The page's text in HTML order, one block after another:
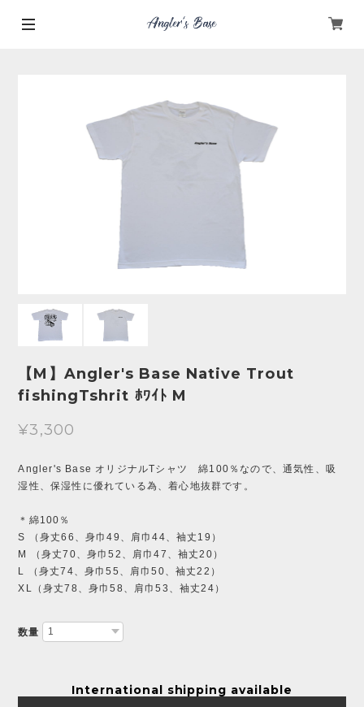
【M】Angler's Base Native Trout
fishingTshrit ﾎﾜｲﾄ M
¥3,300
Angler's Base オリジナルTシャツ 綿100％なので、通気性、吸
湿性、保湿性に優れている為、着心地抜群です。
＊綿100％
S （身丈66、身巾49、肩巾44、袖丈19）
M （身丈70、身巾52、肩巾47、袖丈20）
L （身丈74、身巾55、肩巾50、袖丈22）
XL（身丈78、身巾58、肩巾53、袖丈24）
数量
International shipping available